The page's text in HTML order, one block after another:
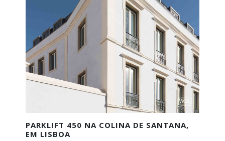
PARKLIFT 450 NA COLINA DE SANTANA,
EM LISBOA